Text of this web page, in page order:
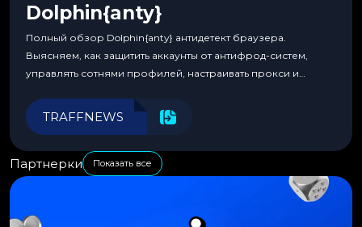
Dolphin{anty}
Полный обзор Dolphin{anty} антидетект браузера.
Выясняем, как защитить аккаунты от антифрод-систем,
управлять сотнями профилей, настраивать прокси и
эффективности.
TRAFFNEWS
Партнерки Показать все